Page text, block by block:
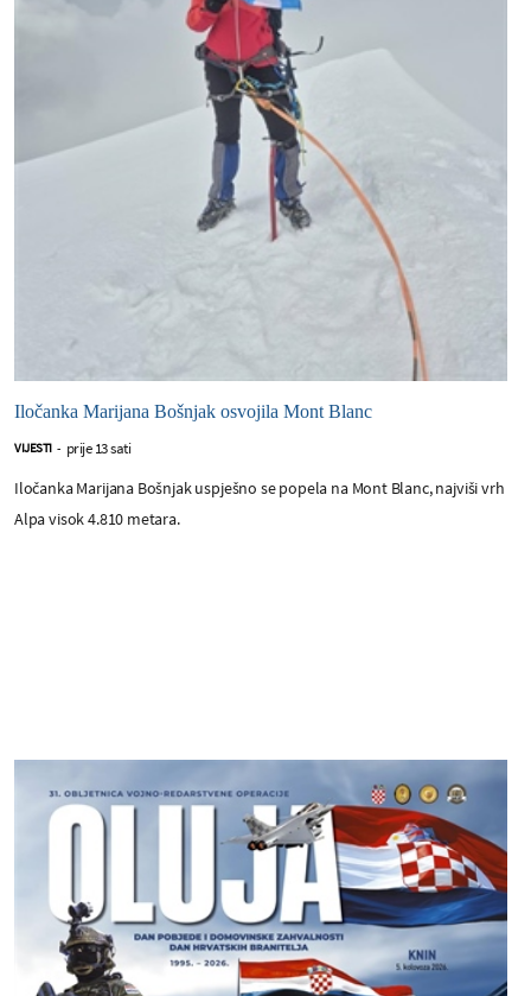
Iločanka Marijana Bošnjak osvojila Mont Blanc
VIJESTI - prije 13 sati
Iločanka Marijana Bošnjak uspješno se popela na Mont Blanc, najviši vrh
Alpa visok 4.810 metara.